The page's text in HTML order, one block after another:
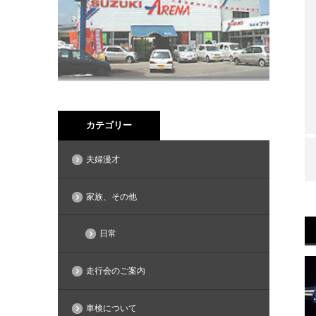
カテゴリー
夫婦漫才
家族、その他
日常
走行会のご案内
車検について